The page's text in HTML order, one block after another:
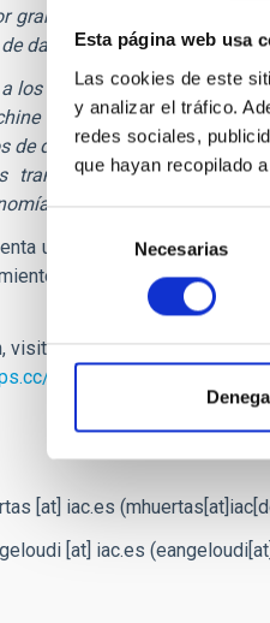
Esta página web usa
Las cookies de este
y analizar el tráfico.
redes sociales,
que hayan recopilado
de
consentimiento
Necesarias
grandes modelos
datos de MMU jugará un
los datos astronómicos,
learning”, afirma
de datos abiertos como el
transparentes. Esto es
”, añadeSmith.
un paso importante hacia
sobre la evolución de
visitehttps://github.com/
virtual/2024/poster/97791
[at] iac.es
[at] iac.es